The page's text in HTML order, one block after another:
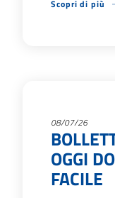
Scopri di più
08/07/26
OGGI
FACILE